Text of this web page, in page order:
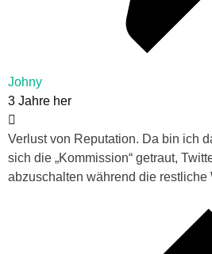
Johny
3 Jahre her
Verlust von Reputation. Da bin ich
sich die „Kommission“ getraut,
abzuschalten während die restliche